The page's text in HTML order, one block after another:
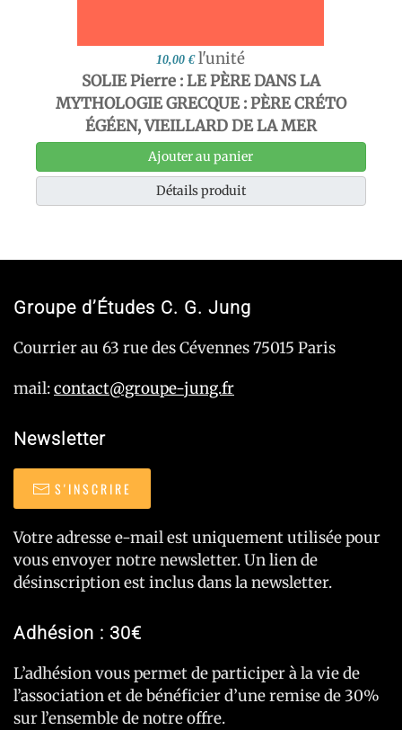
10,00 € l'unité
SOLIE Pierre : LE PÈRE DANS LA
MYTHOLOGIE GRECQUE : PÈRE CRÉTO
ÉGÉEN, VIEILLARD DE LA MER
Ajouter au panier
Détails produit
Groupe d’Études C. G. Jung
Courrier au 63 rue des Cévennes 75015 Paris
mail:contact@groupe-jung.fr
Newsletter
S'INSCRIRE
Votre adresse e-mail est uniquement utilisée pour
vous envoyer notre newsletter. Un lien de
désinscription est inclus dans la newsletter.
Adhésion : 30€
L’adhésion vous permet de participer à la vie de
l’association et de bénéficier d’une remise de 30%
sur l’ensemble de notre offre.